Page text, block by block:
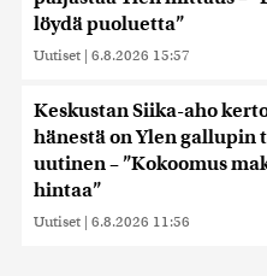
löydä puoluetta”
Uutiset | 6.8.2026 15:57
Keskustan Siika-aho
hänestä on Ylen gallupin
uutinen – ”Kokoomus
hintaa”
Uutiset | 6.8.2026 11:56